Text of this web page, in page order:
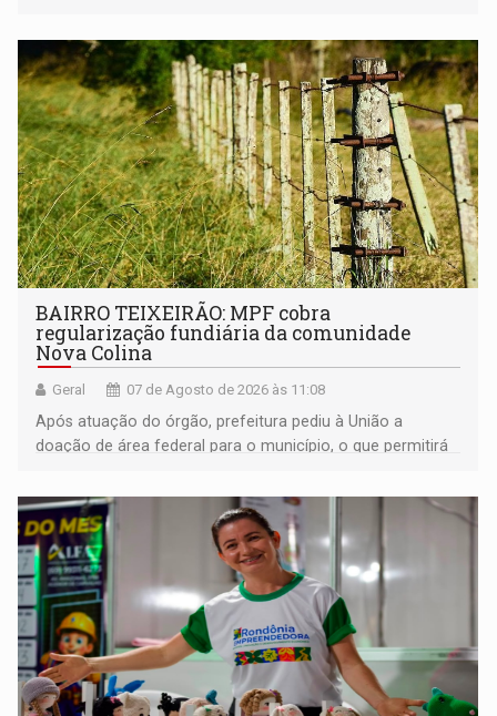
BAIRRO TEIXEIRÃO: MPF cobra
regularização fundiária da comunidade
Nova Colina
Geral 07 de Agosto de 2026 às 11:08
Após atuação do órgão, prefeitura pediu à União a
doação de área federal para o município, o que permitirá